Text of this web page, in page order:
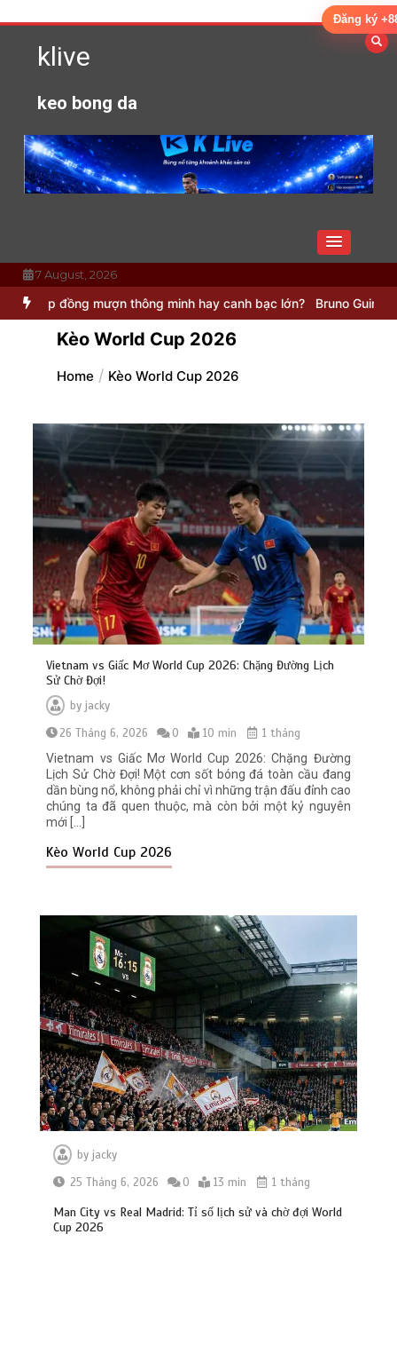
to
contentklive
keo bong da
7 August, 2026
thông minh hay canh bạc lớn? Bruno Guimaraes: Mảnh ghép
Kèo World Cup 2026
Home Kèo World Cup 2026
Vietnam vs Giấc Mơ World Cup 2026: Chặng Đường Lịch
Sử Chờ Đợi!
byjacky
26 Tháng 6, 2026
0 10 min
1 tháng
Vietnam vs Giấc Mơ World Cup 2026: Chặng Đường
Lịch Sử Chờ Đợi! Một cơn sốt bóng đá toàn cầu đang
dần bùng nổ, không phải chỉ vì những trận đấu đỉnh cao
chúng ta đã quen thuộc, mà còn bởi một kỷ nguyên
mới […]
Kèo World Cup 2026
byjacky
25 Tháng 6, 2026
0 13 min 1 tháng
Man City vs Real Madrid: Tỉ số lịch sử và chờ đợi World
Cup 2026
Đăng ký